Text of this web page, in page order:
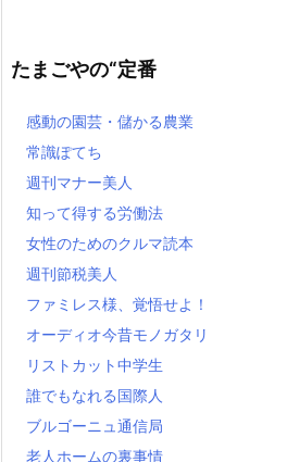
たまごやの“定番
感動の園芸・儲かる農業
常識ぽてち
週刊マナー美人
知って得する労働法
女性のためのクルマ読本
週刊節税美人
ファミレス様、覚悟せよ！
オーディオ今昔モノガタリ
リストカット中学生
誰でもなれる国際人
ブルゴーニュ通信局
老人ホームの裏事情